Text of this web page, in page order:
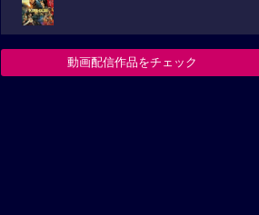
動画配信作品をチェック